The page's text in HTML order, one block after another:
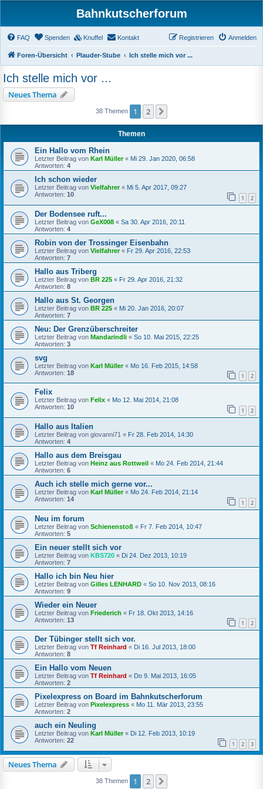
Bahnkutscherforum
FAQ Spenden Knuffel Kontakt Anmelden
Registrieren
Foren-Übersicht Plauder-Stube Ich stelle mich vor ...
Ich stelle mich vor ...
Neues Thema
38 Themen 1 2
Themen
Ein Hallo vom Rhein
Letzter Beitrag von Karl Müller« Mi 29. Jan 2020, 06:58
Antworten: 4
Ich schon wieder
Letzter Beitrag von Vielfahrer« Mi 5. Apr 2017, 09:27
Antworten: 10 1 2
Der Bodensee ruft...
Letzter Beitrag von GeX008 « Sa 30. Apr 2016, 20:11
Antworten: 4
Robin von der Trossinger Eisenbahn
Letzter Beitrag von Vielfahrer« Fr 29. Apr 2016, 22:53
Antworten: 7
Hallo aus Triberg
Letzter Beitrag von BR 225 « Fr 29. Apr 2016, 21:32
Antworten: 8
Hallo aus St. Georgen
Letzter Beitrag von BR 225 « Mi 20. Jan 2016, 20:07
Antworten: 7
Neu: Der Grenzüberschreiter
Letzter Beitrag von Mandarindli « So 10. Mai 2015, 22:25
Antworten: 3
svg
Letzter Beitrag von Karl Müller« Mo 16. Feb 2015, 14:58
Antworten: 18 1 2
Felix
Letzter Beitrag von Felix « Mo 12. Mai 2014, 21:08
Antworten: 10 1 2
Hallo aus Italien
Letzter Beitrag von giovanni71 « Fr 28. Feb 2014, 14:30
Antworten: 4
Hallo aus dem Breisgau
Letzter Beitrag von Heinz aus Rottweil « Mo 24. Feb 2014, 21:44
Antworten: 6
Auch ich stelle mich gerne vor...
Letzter Beitrag von Karl Müller« Mo 24. Feb 2014, 21:14
Antworten: 14 1 2
Neu im forum
Letzter Beitrag von Schienenstoß « Fr 7. Feb 2014, 10:47
Antworten: 5
Ein neuer stellt sich vor
Letzter Beitrag von KBS720 « Di 24. Dez 2013, 10:19
Antworten: 7
Hallo ich bin Neu hier
Letzter Beitrag von Gilles LENHARD « So 10. Nov 2013, 08:16
Antworten: 9
Wieder ein Neuer
Letzter Beitrag von Friederich « Fr 18. Okt 2013, 14:16
Antworten: 13 1 2
Der Tübinger stellt sich vor.
Letzter Beitrag von Tf Reinhard « Di 16. Jul 2013, 18:00
Antworten: 8
Ein Hallo vom Neuen
Letzter Beitrag von Tf Reinhard « Do 9. Mai 2013, 16:05
Antworten: 2
Pixelexpress on Board im Bahnkutscherforum
Letzter Beitrag von Pixelexpress « Mo 11. Mär 2013, 23:55
Antworten: 2
auch ein Neuling
Letzter Beitrag von Karl Müller« Di 12. Feb 2013, 10:19
Antworten: 22 1 2 3
Neues Thema
38 Themen 1 2